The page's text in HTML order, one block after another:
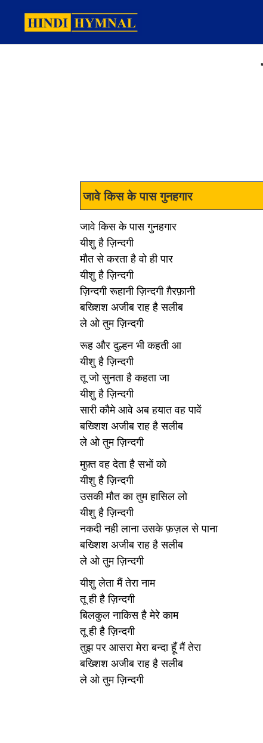
जावे किस के पास गुनहगार
जावे किस के पास गुनहगार
यीशु है ज़िन्दगी
मौत से करता है वो ही पार
यीशु है ज़िन्दगी
ज़िन्दगी रूहानी ज़िन्दगी ग़ैरफ़ानी
बख्शिश अजीब राह है सलीब
ले ओ तुम ज़िन्दगी
रूह और दुल्हन भी कहती आ
यीशु है ज़िन्दगी
तू जो सुनता है कहता जा
यीशु है ज़िन्दगी
सारी कौमे आवे अब हयात वह पावें
बख्शिश अजीब राह है सलीब
ले ओ तुम ज़िन्दगी
मुफ़्त वह देता है सभों को
यीशु है ज़िन्दगी
उसकी मौत का तुम हासिल लो
यीशु है ज़िन्दगी
नकदी नही लाना उसके फ़ज़ल से पाना
बख्शिश अजीब राह है सलीब
ले ओ तुम ज़िन्दगी
यीशु लेता मैं तेरा नाम
तू ही है ज़िन्दगी
बिलकुल नाकिस है मेरे काम
तू ही है ज़िन्दगी
तुझ पर आसरा मेरा बन्दा हूँ मैं तेरा
बख्शिश अजीब राह है सलीब
ले ओ तुम ज़िन्दगी